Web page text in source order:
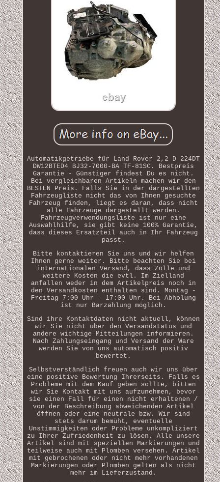
Automatikgetriebe für Land Rover 2,2 D 224DT
DW12BTED4 BJ32-7000-BA TF-81SC. Bestpreis
Garantie - Günstiger findest Du es nicht.
Bei vergleichbaren Artikeln machen wir den
BESTEN Preis. Falls Sie in der dargestellten
Fahrzeugliste nicht das von Ihnen gesuchte
Fahrzeug finden, liegt es daran, dass nicht
alle Fahrzeuge dargestellt werden.
Fahrzeugverwendungsliste ist nur eine
Auswahlhilfe, sie gibt keine 100% Garantie,
dass dieses Ersatzteil auch in Ihr Fahrzeug
passt.
Bitte kontaktieren Sie uns und wir helfen
Ihnen gerne weiter. Bitte beachten Sie bei
internationalen Versand, dass Zölle und
weitere Kosten die evtl. Im Zielland
anfallen weder in dem Artikelpreis noch in
den Versandkosten enthalten sind. Montag -
Freitag 7:00 Uhr - 17:00 Uhr. Bei Abholung
ist nur Barzahlung möglich.
Sind ihre Kontaktdaten nicht aktuell, können
wir Sie nicht über den Versandstatus und
andere wichtige Mitteilungen informieren.
Nach Zahlungseingang und Versand der Ware
werden Sie von uns automatisch positiv
bewertet.
Selbstverständlich freuen auch wir uns über
eine positive Bewertung Ihrerseits. Falls es
Probleme mit dem Kauf geben sollte, bitten
wir Sie Kontakt mit uns aufzunehmen, bevor
sie einen Fall für einen nicht erhaltenen /
von der Beschreibung abweichenden Artikel
öffnen oder eine neutrale bzw. Wir sind
stets darum bemüht, eventuelle
Unstimmigkeiten oder Probleme unkompliziert
zu Ihrer Zufriedenheit zu lösen. Alle unsere
Artikel sind mit speziellen Markierungen und
teilweise auch mit Plomben versehen. Artikel
mit gebrochenen oder nicht mehr vorhandenen
Markierungen oder Plomben gelten als nicht
mehr im Lieferzustand.